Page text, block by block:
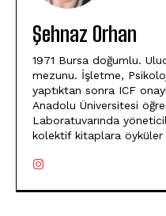
Şehnaz Orhan
1971 Bursa doğumlu.
mezunu. İşletme,
yaptıktan sonra ICF
Anadolu Üniversitesi
Laboratuvarında
kolektif kitaplara öyküler